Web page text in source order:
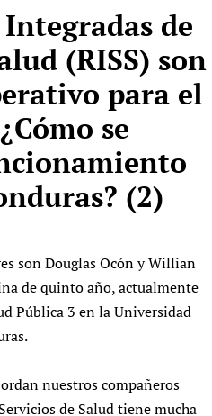
and Human Rights
with WHO
rights)
and Practice
and rights)
Integradas de
(RISS) son
para el
se
(2)
son Douglas Ocón y Willian
de quinto año, actualmente
Pública 3 en la Universidad
nuestros compañeros
de Salud tiene mucha